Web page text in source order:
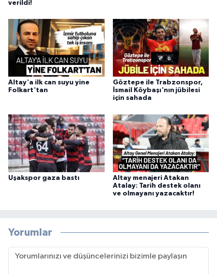
verildi!
Altay'a ilk can suyu yine
Folkart'tan
Göztepe ile Trabzonspor,
İsmail Köybaşı'nın jübilesi
için sahada
Uşakspor gaza bastı
Altay menajeri Atakan
Atalay: Tarih destek olanı
ve olmayanı yazacaktır!
Yorumlar